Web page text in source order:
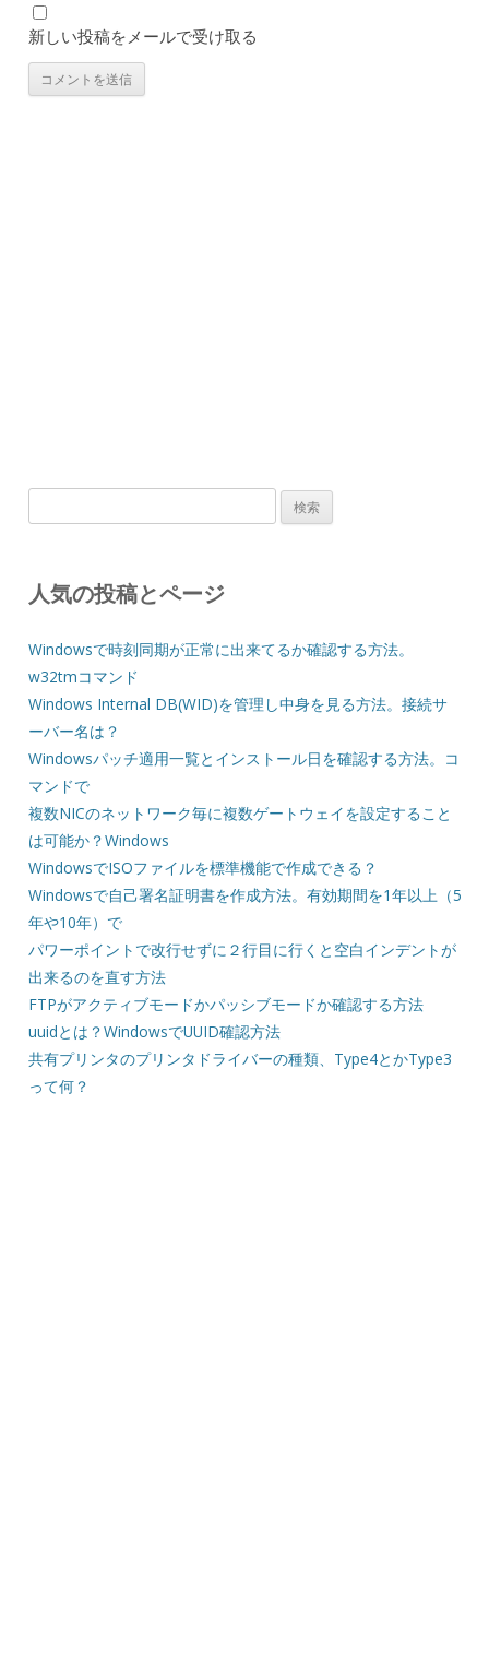
新しい投稿をメールで受け取る
索:
人気の投稿とページ
Windowsで時刻同期が正常に出来てるか確認する方法。
w32tmコマンド
Windows Internal DB(WID)を管理し中身を見る方法。接続サ
ーバー名は？
Windowsパッチ適用一覧とインストール日を確認する方法。コ
マンドで
複数NICのネットワーク毎に複数ゲートウェイを設定すること
は可能か？Windows
WindowsでISOファイルを標準機能で作成できる？
Windowsで自己署名証明書を作成方法。有効期間を1年以上（5
年や10年）で
パワーポイントで改行せずに２行目に行くと空白インデントが
出来るのを直す方法
FTPがアクティブモードかパッシブモードか確認する方法
uuidとは？WindowsでUUID確認方法
共有プリンタのプリンタドライバーの種類、Type4とかType3
って何？